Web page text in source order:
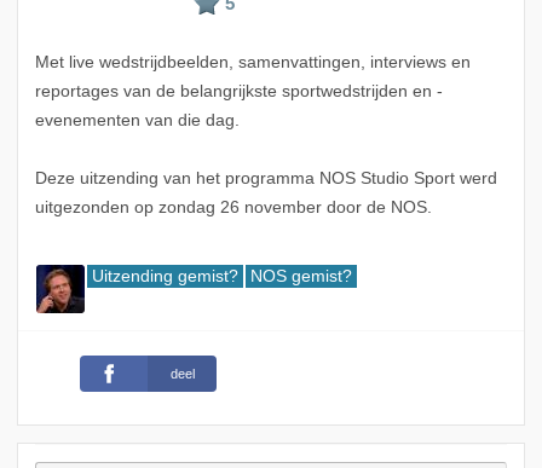
Met live wedstrijdbeelden, samenvattingen, interviews en
reportages van de belangrijkste sportwedstrijden en -
evenementen van die dag.
Deze uitzending van het programma NOS Studio Sport werd
uitgezonden op zondag 26 november door de NOS.
Uitzending gemist? NOS gemist?
deel